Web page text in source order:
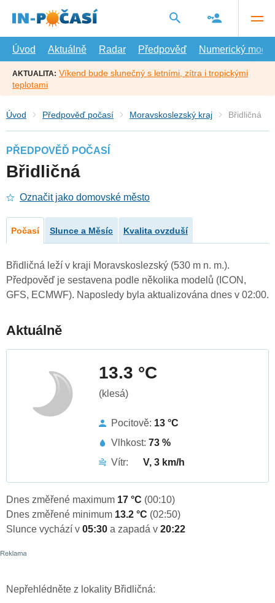
hlavní
Úvod
Aktuálně Radar Předpověď Numerický model
AKTUALITA: Víkend bude slunečný s letními, zítra i tropickými
teplotami
Úvod Předpověď počasí Moravskoslezský kraj Břidličná
PŘEDPOVĚĎ POČASÍ
Břidličná
Označit jako domovské město
Počasí Slunce a Měsíc Kvalita ovzduší
Břidličná leží v kraji Moravskoslezský (530 m n. m.).
Předpověď je sestavena podle několika modelů (ICON,
GFS, ECMWF). Naposledy byla aktualizována dnes v 02:00.
Aktuálně
13.3 °C
(klesá)
Pocitově: 13 °C
Vlhkost: 73 %
Vítr:
V, 3 km/h
Dnes změřené maximum 17 °C (00:10)
Dnes změřené minimum 13.2 °C (02:50)
Slunce vychází v 05:30 a zapadá v 20:22
Nepřehlédněte z lokality Břidličná: